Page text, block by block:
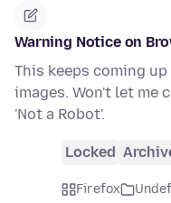
Warning Notice on
This keeps coming
images. Won't let me
'Not a Robot'.
Locked
Firefox